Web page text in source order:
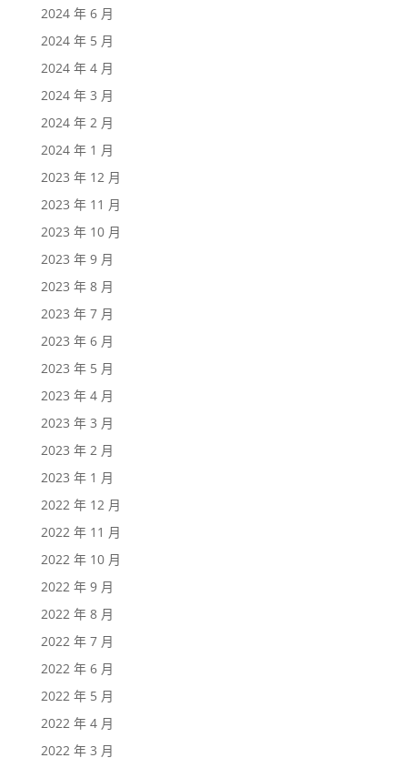
2024 年 6 月
2024 年 5 月
2024 年 4 月
2024 年 3 月
2024 年 2 月
2024 年 1 月
2023 年 12 月
2023 年 11 月
2023 年 10 月
2023 年 9 月
2023 年 8 月
2023 年 7 月
2023 年 6 月
2023 年 5 月
2023 年 4 月
2023 年 3 月
2023 年 2 月
2023 年 1 月
2022 年 12 月
2022 年 11 月
2022 年 10 月
2022 年 9 月
2022 年 8 月
2022 年 7 月
2022 年 6 月
2022 年 5 月
2022 年 4 月
2022 年 3 月